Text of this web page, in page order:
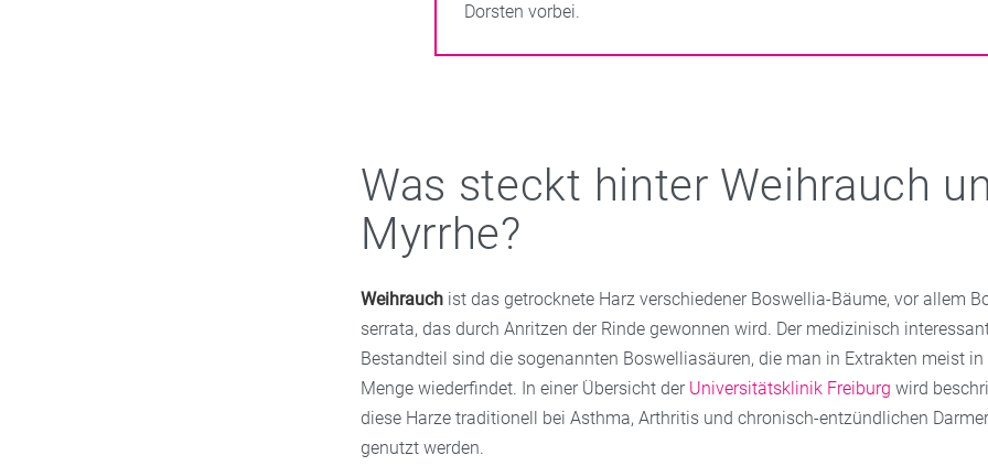
Dorsten vorbei.
Was steckt hinter Weihrauch
Myrrhe?
Weihrauchist das getrocknete Harz verschiedener Boswellia-Bäume, vor allem
serrata, das durch Anritzen der Rinde gewonnen wird. Der medizinisch
Bestandteil sind die sogenannten Boswelliasäuren, die man in Extrakten meist in
Menge wiederfindet. In einer Übersicht der Universitätsklinik Freiburg wird
diese Harze traditionell bei Asthma, Arthritis und chronisch-entzündlichen
genutzt werden.